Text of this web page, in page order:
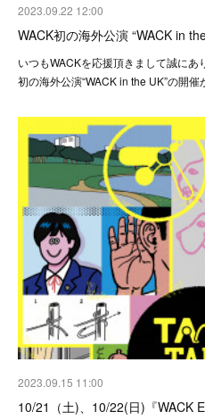
2023.09.22 12:00
WACK初の海外公演 “WACK in
いつもWACKを応援頂きまして誠に
初の海外公演“WACK in the UK”の開
2023.09.15 11:00
10/21（土)、10/22(日)『WACK